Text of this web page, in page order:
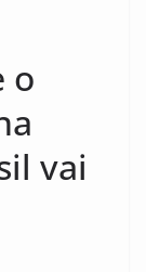
o
vai